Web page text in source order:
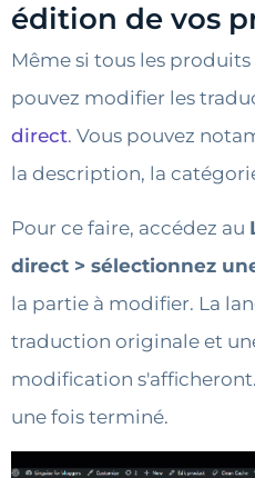
édition de vos
Même si tous les
pouvez modifier les
direct. Vous pouvez
la description, la
Pour ce faire, accédez au
direct > sélectionnez
la partie à modifier. La
traduction originale et
modification
une fois terminé.